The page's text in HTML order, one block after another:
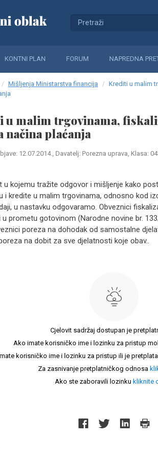
KONTNI PLAN FORUM NAPREDNA
Mišljenja Ministarstva financija
Krediti u malim
u malim trgovinama,
načina plaćanja
12.07.2014., Davatelj: Porezna uprava, Klasa:
u kojemu tražite odgovor i mišljenje kako
i kredite u malim trgovinama, odnosno kod
u nastavku odgovaramo. Obveznici
u prometu gotovinom (Narodne novine br.
poreza na dohodak od samostalne
na dobit za sve djelatnosti koje obav..
Cjelovit sadržaj dostupan je
Ako imate korisničko ime i lozinku za pristup
korisničko ime i lozinku za pristup ili je
Za zasnivanje pretplatničkog odnosa
Ako ste zaboravili lozinku kliknite